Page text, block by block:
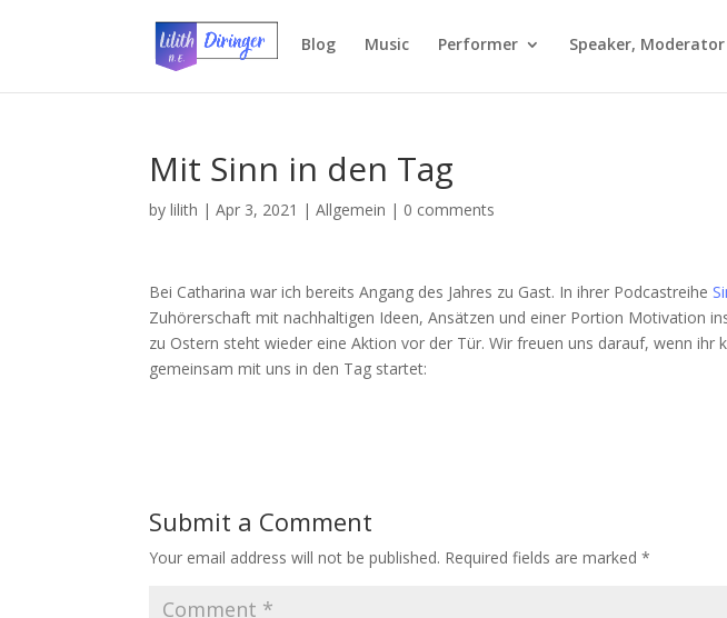
Blog Music Performer Speaker, Moderator
Mit Sinn in den Tag
bylilith |Apr 3, 2021 |Allgemein | 0 comments
Bei Catharina war ich bereits Angang des Jahres zu Gast. In ihrer Podcastreihe
Zuhörerschaft mit nachhaltigen Ideen, Ansätzen und einer Portion Motivation
zu Ostern steht wieder eine Aktion vor der Tür. Wir freuen uns darauf, wenn
gemeinsam mit uns in den Tag startet:
Submit a Comment
Your email address will not be published. Required fields are marked*